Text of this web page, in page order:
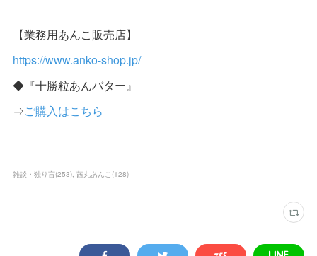
【業務用あんこ販売店】
https://www.anko-shop.jp/
◆『十勝粒あんバター』
⇒ご購入はこちら
雑談・独り言(253) 茜丸あんこ (128)